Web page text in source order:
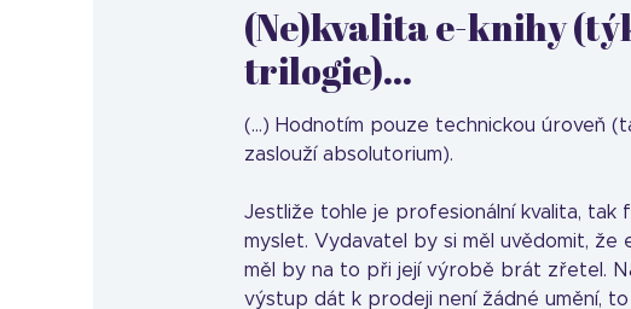
(Ne)kvalita e-knihy
trilogie)...
(...) Hodnotím pouze technickou úroveň
zaslouží absolutorium).
Jestliže tohle je profesionální kvalita, tak
myslet. Vydavatel by si měl uvědomit, že
měl by na to při její výrobě brát zřetel.
výstup dát k prodeji není žádné umění, to